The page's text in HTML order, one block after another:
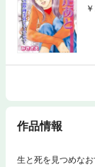
作品情報
生と死を見つめな